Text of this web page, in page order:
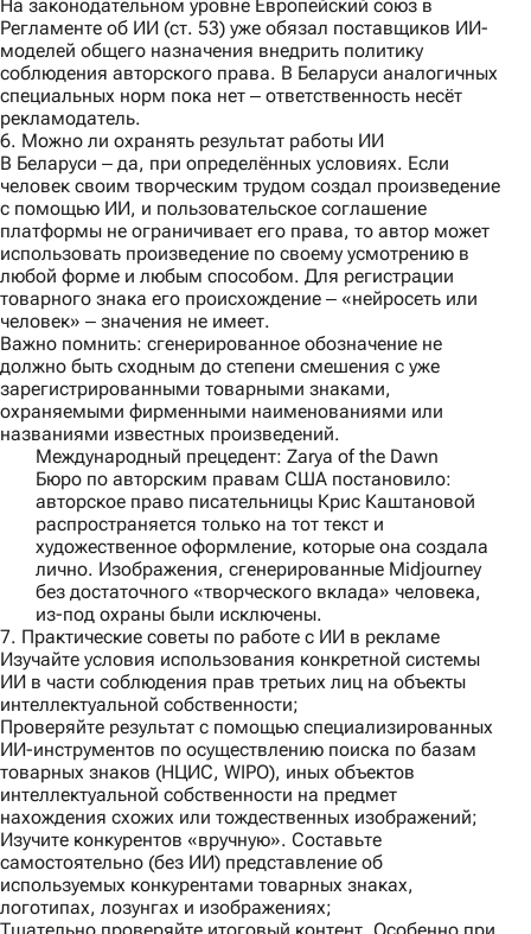
На законодательном уровне Европейский союз в
Регламенте об ИИ (ст. 53) уже обязал поставщиков ИИ-
моделей общего назначения внедрить политику
соблюдения авторского права. В Беларуси аналогичных
специальных норм пока нет ‒ ответственность несёт
рекламодатель.
6. Можно ли охранять результат работы ИИ
В Беларуси ‒ да, при определённых условиях. Если
человек своим творческим трудом создал произведение
с помощью ИИ, и пользовательское соглашение
платформы не ограничивает его права, то автор может
использовать произведение по своему усмотрению в
любой форме и любым способом. Для регистрации
товарного знака его происхождение ‒ «нейросеть или
человек» ‒ значения не имеет.
Важно помнить: сгенерированное обозначение не
должно быть сходным до степени смешения с уже
зарегистрированными товарными знаками,
охраняемыми фирменными наименованиями или
названиями известных произведений.
Международный прецедент: Zarya of the Dawn
Бюро по авторским правам США постановило:
авторское право писательницы Крис Каштановой
распространяется только на тот текст и
художественное оформление, которые она создала
лично. Изображения, сгенерированные Midjourney
без достаточного «творческого вклада» человека,
из-под охраны были исключены.
7. Практические советы по работе с ИИ в рекламе
Изучайте условия использования конкретной системы
ИИ в части соблюдения прав третьих лиц на объекты
интеллектуальной собственности;
Проверяйте результат с помощью специализированных
ИИ-инструментов по осуществлению поиска по базам
товарных знаков (НЦИС, WIPO), иных объектов
интеллектуальной собственности на предмет
нахождения схожих или тождественных изображений;
Изучите конкурентов «вручную». Составьте
самостоятельно (без ИИ) представление об
используемых конкурентами товарных знаках,
логотипах, лозунгах и изображениях;